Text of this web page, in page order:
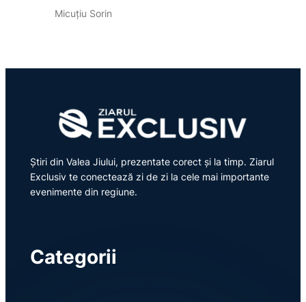
Micuțiu Sorin
Știri din Valea Jiului, prezentate corect și la timp. Ziarul
Exclusiv te conectează zi de zi la cele mai importante
evenimente din regiune.
Categorii